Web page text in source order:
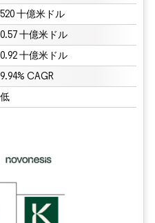
520 十億米ドル
0.57 十億米ドル
0.92 十億米ドル
9.94% CAGR
低
はCC BY 4.0の表示が必要です。